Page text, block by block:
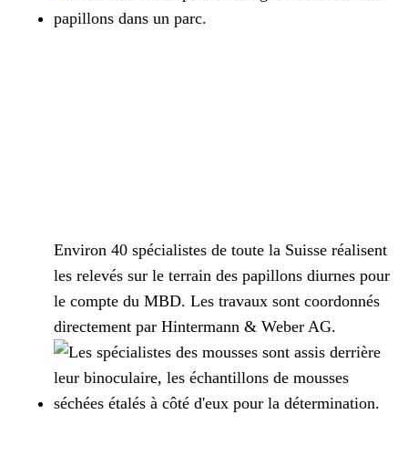
Environ 40 spécialistes de toute la Suisse réalisent
les relevés sur le terrain des papillons diurnes pour
le compte du MBD. Les travaux sont coordonnés
directement par Hintermann & Weber AG.